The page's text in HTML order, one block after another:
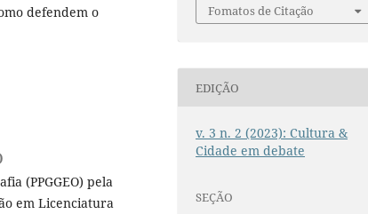
defendem o
(PPGGEO) pela
em Licenciatura
Fomatos de Citação
EDIÇÃO
v. 3 n. 2 (2023): Cultura &
Cidade em debate
SEÇÃO